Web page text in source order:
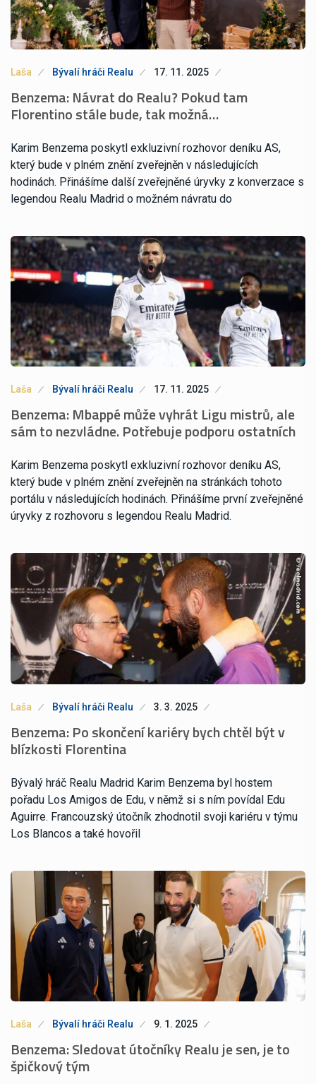
Laša Bývalí hráči Realu 17. 11. 2025
Benzema: Návrat do Realu? Pokud tam
Florentino stále bude, tak možná…
Karim Benzema poskytl exkluzivní rozhovor deníku AS,
který bude v plném znění zveřejněn v následujících
hodinách. Přinášíme další zveřejněné úryvky z konverzace s
legendou Realu Madrid o možném návratu do
Laša Bývalí hráči Realu 17. 11. 2025
Benzema: Mbappé může vyhrát Ligu mistrů, ale
sám to nezvládne. Potřebuje podporu ostatních
Karim Benzema poskytl exkluzivní rozhovor deníku AS,
který bude v plném znění zveřejněn na stránkách tohoto
portálu v následujících hodinách. Přinášíme první zveřejněné
úryvky z rozhovoru s legendou Realu Madrid.
Laša Bývalí hráči Realu 3. 3. 2025
Benzema: Po skončení kariéry bych chtěl být v
blízkosti Florentina
Bývalý hráč Realu Madrid Karim Benzema byl hostem
pořadu Los Amigos de Edu, v němž si s ním povídal Edu
Aguirre. Francouzský útočník zhodnotil svoji kariéru v týmu
Los Blancos a také hovořil
Laša Bývalí hráči Realu 9. 1. 2025
Benzema: Sledovat útočníky Realu je sen, je to
špičkový tým